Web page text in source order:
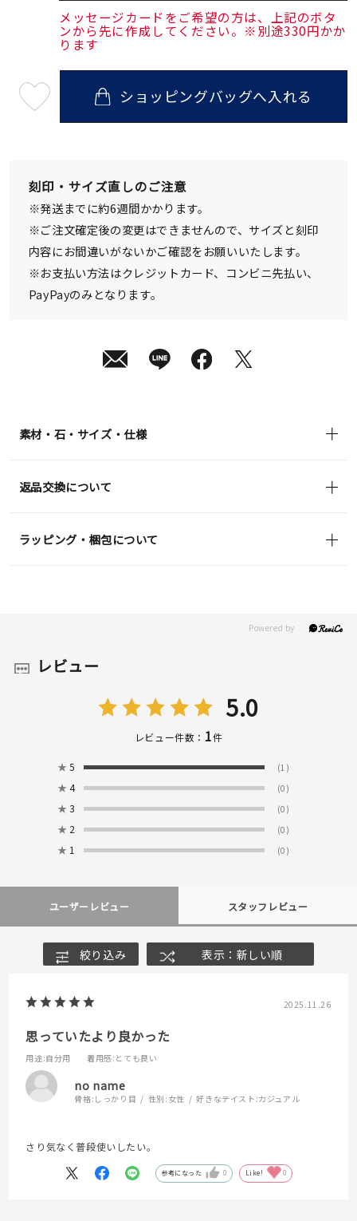
メッセージカードをご希望の方は、上記のボタ
ンから先に作成してください。※別途330円かか
ります
08
送
¥28,600 (tax
in)
ショッピングバッグへ入れる
刻印・サイズ直しのご注意
※発送までに約6週間かかります。
※ご注文確定後の変更はできませんので、サイズと刻印
内容にお間違いがないかご確認をお願いいたします。
※お支払い方法はクレジットカード、コンビニ先払い、
PayPayのみとなります。
素材・石・サイズ・仕様
返品交換について
ラッピング・梱包について
レビュー
5.0
レビュー件数： 1件
★ 5 (1)
★ 4 (0)
★ 3 (0)
★ 2 (0)
★ 1 (0)
ユーザーレビュー スタッフレビュー
絞り込み 表示：新しい順
2025.11.26
思っていたより良かった
用途:自分用 着用感:とても良い
no name
骨格: しっかり目 性別: 女性 好きなテイスト:カジュアル
さり気なく普段使いしたい。
参考になった 0 Like! 0